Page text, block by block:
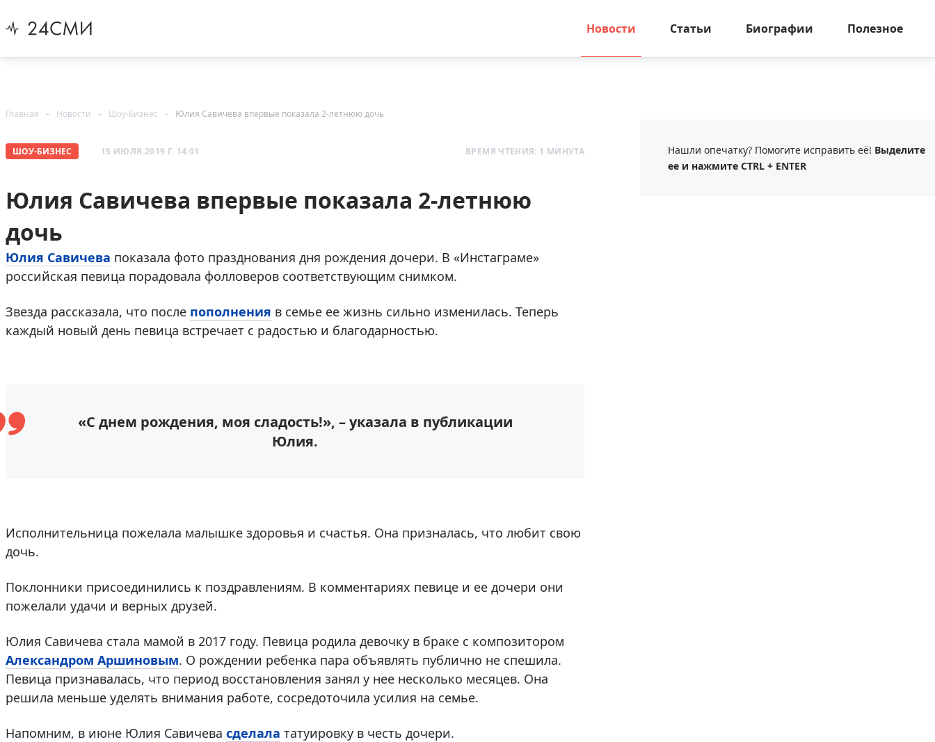
Новости Статьи Биографии Полезное
Главная Новости Шоу-Бизнес Юлия Савичева впервые показала 2-летнюю дочь
ШОУ-БИЗНЕС 15 ИЮЛЯ 2019 Г. 14:01 ВРЕМЯ ЧТЕНИЯ: 1 МИНУТА
Юлия Савичева впервые показала 2-летнюю
дочь
Юлия Савичева показала фото празднования дня рождения дочери. В «Инстаграме»
российская певица порадовала фолловеров соответствующим снимком.
Звезда рассказала, что после пополнения в семье ее жизнь сильно изменилась. Теперь
каждый новый день певица встречает с радостью и благодарностью.
«С днем рождения, моя сладость!», – указала в публикации
Юлия.
Исполнительница пожелала малышке здоровья и счастья. Она призналась, что любит свою
дочь.
Поклонники присоединились к поздравлениям. В комментариях певице и ее дочери они
пожелали удачи и верных друзей.
Юлия Савичева стала мамой в 2017 году. Певица родила девочку в браке с композитором
Александром Аршиновым. О рождении ребенка пара объявлять публично не спешила.
Певица признавалась, что период восстановления занял у нее несколько месяцев. Она
решила меньше уделять внимания работе, сосредоточила усилия на семье.
Напомним, в июне Юлия Савичева сделала татуировку в честь дочери.
Нашли опечатку? Помогите исправить её! Выделите
ее и нажмите CTRL + ENTER